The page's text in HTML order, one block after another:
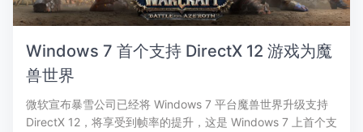
Windows 7 首个支持 DirectX 12 游戏为魔
兽世界
微软宣布暴雪公司已经将 Windows 7 平台魔兽世界升级支持
DirectX 12，将享受到帧率的提升，这是 Windows 7 上首个支